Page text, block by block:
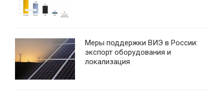
Меры поддержки ВИЭ в России:
экспорт оборудования и
локализация